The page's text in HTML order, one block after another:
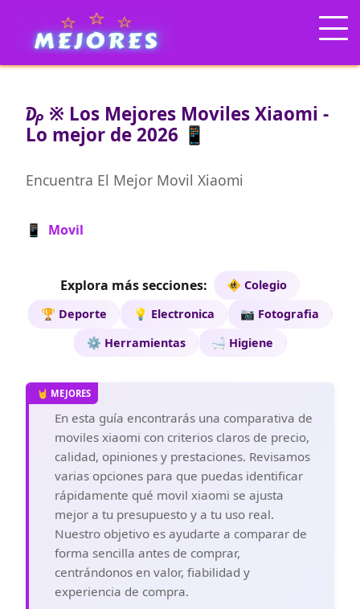
₯ ※ Los Mejores Moviles Xiaomi -
Lo mejor de 2026 📱
Encuentra El Mejor Movil Xiaomi
📱 Movil
Explora más secciones:
🚸 Colegio
🏆 Deporte
💡 Electronica
📷 Fotografia
⚙️ Herramientas
🛁 Higiene
En esta guía encontrarás una comparativa de
moviles xiaomi con criterios claros de precio,
calidad, opiniones y prestaciones. Revisamos
varias opciones para que puedas identificar
rápidamente qué movil xiaomi se ajusta
mejor a tu presupuesto y a tu uso real.
Nuestro objetivo es ayudarte a comparar de
forma sencilla antes de comprar,
centrándonos en valor, fiabilidad y
experiencia de compra.